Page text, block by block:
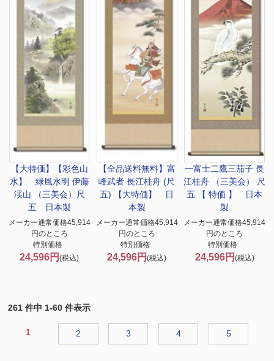
【大特価】
【彩色山
水】 緑風水明 伊藤
渓山 （三美会）尺
五 日本製
メーカー通常価格45,914
円のところ
特別価格
24,596円(税込)
【全品送料無料】 富
峰武者 長江桂舟 (尺
五) 【大特価】 日
本製
メーカー通常価格45,914
円のところ
特別価格
24,596円(税込)
一富士二鷹三茄子 長
江桂舟 （三美会） 尺
五 【 特価 】 日本
製
メーカー通常価格45,914
円のところ
特別価格
24,596円 (税込)
261 件中 1-60 件表示
1 2 3 4 5